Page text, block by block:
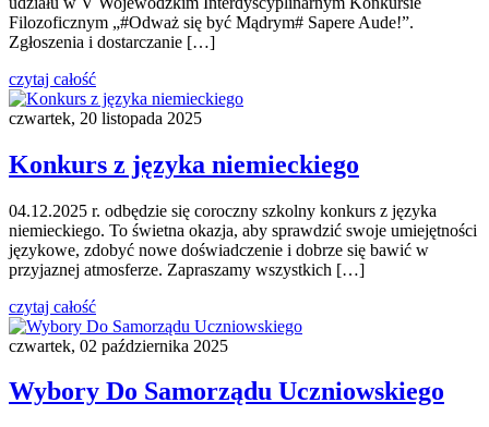
Filozoficznym „#Odważ się być Mądrym# Sapere Aude!”.
Zgłoszenia i dostarczanie […]
czytaj całość
czwartek, 20 listopada 2025
Konkurs z języka niemieckiego
04.12.2025 r. odbędzie się coroczny szkolny konkurs z języka
niemieckiego. To świetna okazja, aby sprawdzić swoje umiejętności
językowe, zdobyć nowe doświadczenie i dobrze się bawić w
przyjaznej atmosferze. Zapraszamy wszystkich […]
czytaj całość
czwartek, 02 października 2025
Wybory Do Samorządu Uczniowskiego